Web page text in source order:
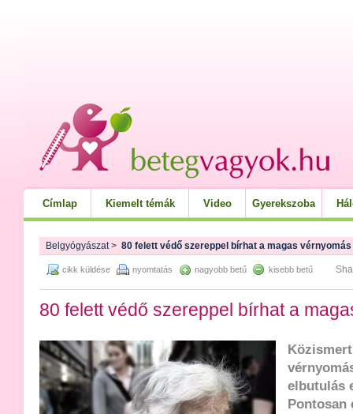
Címlap Kiemelt témák Video Gyerekszoba
Belgyógyászat> 80 felett védő szereppel bírhat a magas vérnyomás
cikk küldése nyomtatás nagyobb betű kisebb betű
80 felett védő szereppel bírhat a
elbutulás
Pontosan